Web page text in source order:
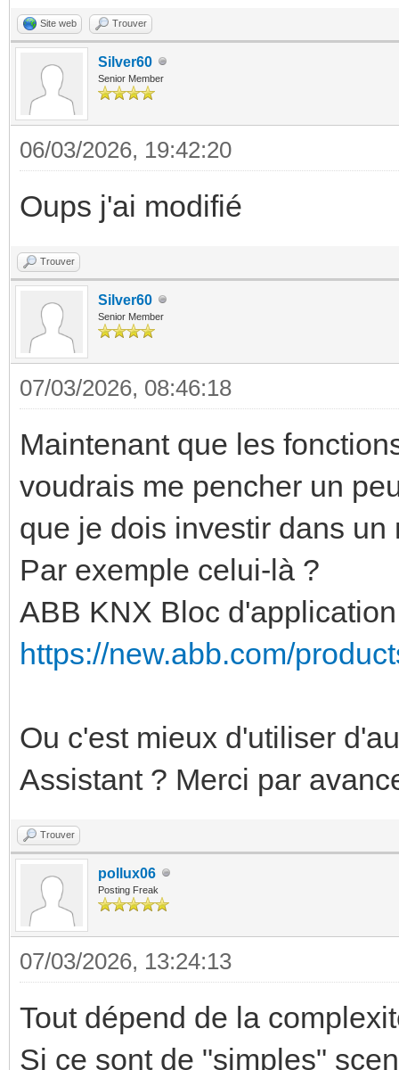
Site web Trouver
Silver60
Senior Member
06/03/2026, 19:42:20
Oups j'ai modifié
Trouver
Silver60
Senior Member
07/03/2026, 08:46:18
Maintenant que les
voudrais me pencher un
que je dois investir dans
Par exemple celui-là ?
ABB KNX Bloc
https://new.abb.com/
Ou c'est mieux d'utiliser
Assistant ? Merci par
Trouver
pollux06
Posting Freak
07/03/2026, 13:24:13
Tout dépend de la
Si ce sont de "simples"